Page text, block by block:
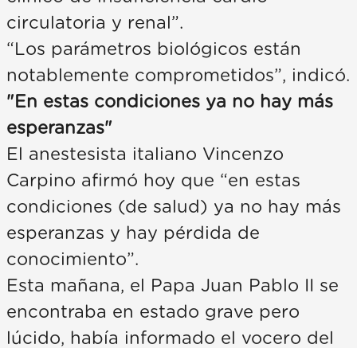
circulatoria y renal”.
“Los parámetros biológicos están
notablemente comprometidos”, indicó.
"En estas condiciones ya no hay más
esperanzas"
El anestesista italiano Vincenzo
Carpino afirmó hoy que “en estas
condiciones (de salud) ya no hay más
esperanzas y hay pérdida de
conocimiento”.
Esta mañana, el Papa Juan Pablo II se
encontraba en estado grave pero
lúcido, había informado el vocero del